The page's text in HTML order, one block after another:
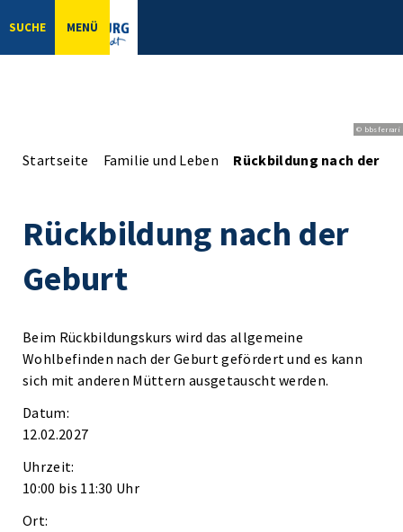
SUCHE MENÜ
© bbsferrari
Startseite Familie und Leben Rückbildung nach der
Rückbildung nach der
Geburt
Beim Rückbildungskurs wird das allgemeine
Wohlbefinden nach der Geburt gefördert und es kann
sich mit anderen Müttern ausgetauscht werden.
Datum:
12.02.2027
Uhrzeit:
10:00 bis 11:30 Uhr
Ort: